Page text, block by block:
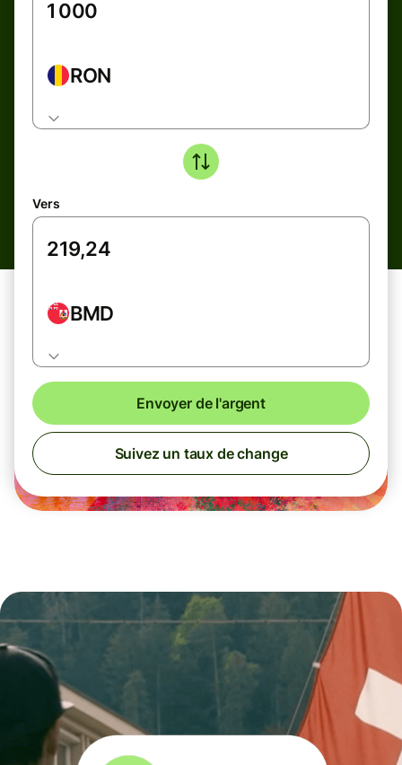
RON
Vers
BMD
Envoyer de l'argent
Suivez un taux de change